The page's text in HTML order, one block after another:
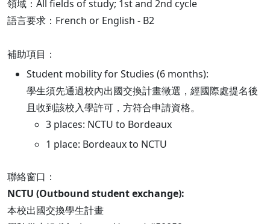
領域：All fields of study; 1st and 2nd cycle
語言要求：French or English - B2
補助項目：
Student mobility for Studies (6 months):
學生須先通過校內出國交換計畫徵選，經國際處提名後
且收到該校入學許可，方符合申請資格。
3 places: NCTU to Bordeaux
1 place: Bordeaux to NCTU
聯絡窗口：
NCTU (Outbound student exchange):
本校出國交換學生計畫